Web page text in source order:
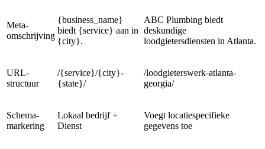
Meta-
omschrijving
{business_name}
biedt {service} aan in
{city}.
ABC Plumbing biedt
deskundige
loodgietersdiensten in Atlanta.
URL-
structuur
/{service}/{city}-
{state}/
/loodgieterswerk-atlanta-
georgia/
Schema-
markering
Lokaal bedrijf +
Dienst
Voegt locatiespecifieke
gegevens toe